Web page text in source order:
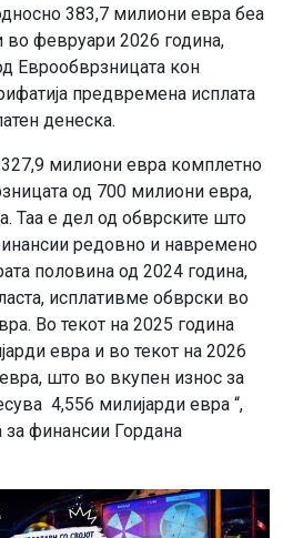
383,7 милиони евра беа
февруари 2026 година,
Еврообврзницата кон
предвремена исплата
денеска.
327,9 милиони евра комплетно
од 700 милиони евра,
Таа е дел од обврските што
редовно и навремено
половина од 2024 година,
исплативме обврски во
Во текот на 2025 година
евра и во текот на 2026
што во вкупен износ за
4,556 милијарди евра “,
за финансии Гордана